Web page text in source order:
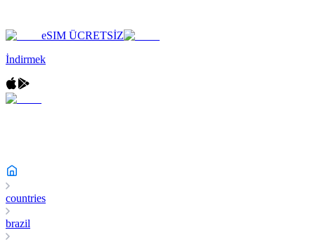
eSIM ÜCRETSİZ
İndirmek
countries
brazil